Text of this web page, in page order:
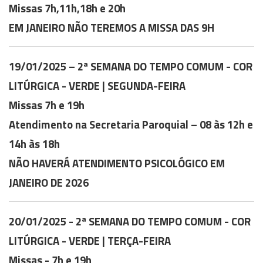
Missas 7h,11h,18h e 20h
EM JANEIRO NÃO TEREMOS A MISSA DAS 9H
19/01/2025 – 2ª SEMANA DO TEMPO COMUM - COR
LITÚRGICA - VERDE | SEGUNDA-FEIRA
Missas 7h e 19h
Atendimento na Secretaria Paroquial – 08 às 12h e
14h às 18h
NÃO HAVERÁ ATENDIMENTO PSICOLÓGICO EM
JANEIRO DE 2026
20/01/2025 - 2ª SEMANA DO TEMPO COMUM - COR
LITÚRGICA - VERDE | TERÇA-FEIRA